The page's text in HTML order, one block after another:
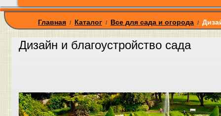
Главная / Каталог / Все для сада и огорода /
Дизайн и благоустройство сада